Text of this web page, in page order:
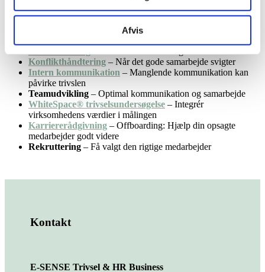
Afvis
teams.
De fleste opgaver kan også gennemføres på engelsk eller tysk.
Konflikthåndtering – Når det gode samarbejde svigter
Intern kommunikation – Manglende kommunikation kan
påvirke trivslen
Teamudvikling – Optimal kommunikation og samarbejde
WhiteSpace® trivselsundersøgelse – Integrér
virksomhedens værdier i målingen
Karriererådgivning – Offboarding: Hjælp din opsagte
medarbejder godt videre
Rekruttering – Få valgt den rigtige medarbejder
Kontakt
E-SENSE Trivsel & HR Business